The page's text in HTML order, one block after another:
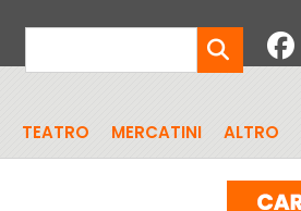
TEATRO MERCATINI ALTRO